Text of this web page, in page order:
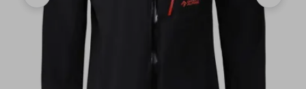
Previous Next